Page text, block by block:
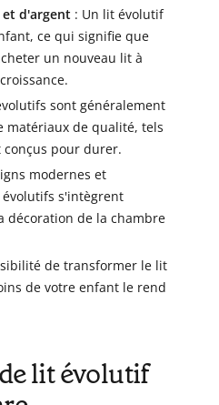
et d'argent: Un lit évolutif
ce qui signifie que
un nouveau lit à
sont généralement
matériaux de qualité, tels
pour durer.
modernes et
s'intègrent
décoration de la chambre
de transformer le lit
de votre enfant le rend
lit évolutif